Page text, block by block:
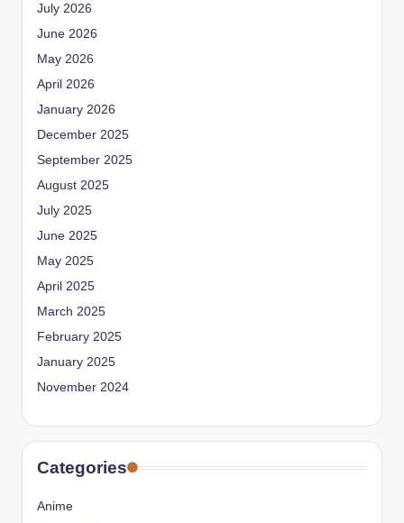
July 2026
June 2026
May 2026
April 2026
January 2026
December 2025
September 2025
August 2025
July 2025
June 2025
May 2025
April 2025
March 2025
February 2025
January 2025
November 2024
Categories
Anime